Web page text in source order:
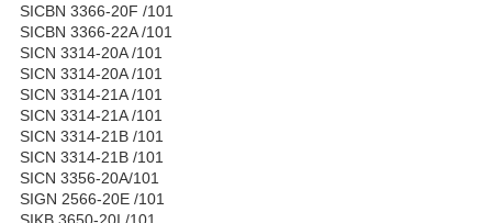
SICBN 3366-20F /101
SICBN 3366-22A /101
SICN 3314-20A /101
SICN 3314-20A /101
SICN 3314-21A /101
SICN 3314-21A /101
SICN 3314-21B /101
SICN 3314-21B /101
SICN 3356-20A/101
SIGN 2566-20E /101
SIKB 3650-20I /101